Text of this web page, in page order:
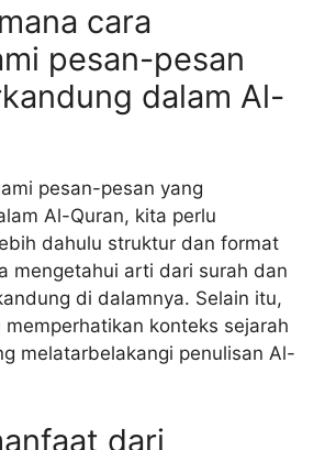
cara
pesan-pesan
dalam Al-
pesan-pesan yang
Al-Quran, kita perlu
dahulu struktur dan format
mengetahui arti dari surah dan
di dalamnya. Selain itu,
memperhatikan konteks sejarah
melatarbelakangi penulisan Al-
dari